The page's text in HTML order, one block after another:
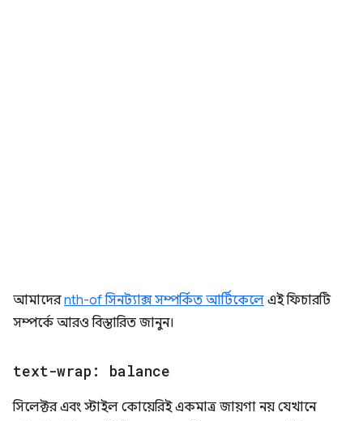
আমাদেরnth-of সিনট্যাক্স সম্পর্কিত আর্টিকেলে এই ফিচারটি
সম্পর্কে আরও বিস্তারিত জানুন।
text-wrap: balance
সিলেক্টর এবং স্টাইল কোয়েরিই একমাত্র জায়গা নয় যেখানে